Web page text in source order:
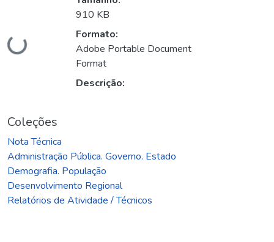
Carregando...
910 KB
Formato:
Adobe Portable Document
Format
Descrição:
Coleções
Nota Técnica
Administração Pública. Governo. Estado
Demografia. População
Desenvolvimento Regional
Relatórios de Atividade / Técnicos